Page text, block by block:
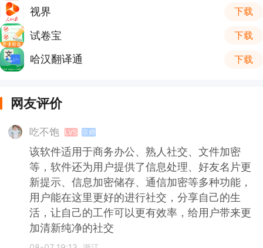
视界 下载
试卷宝 下载
哈汉翻译通 下载
网友评价
吃不饱 LV5 宗师
该软件适用于商务办公、熟人社交、文件加密
等，软件还为用户提供了信息处理、好友名片更
新提示、信息加密储存、通信加密等多种功能，
用户能在这里更好的进行社交，分享自己的生
活，让自己的工作可以更有效率，给用户带来更
加清新纯净的社交